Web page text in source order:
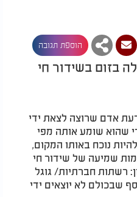
הוספת תגובה
בזום בשידור חי
אדם שרוצה לצאת ידי
שהוא שומע אותה מפי
נוכח באותו המקום,
שמיעה של שידור חי
רשתות חברתיות/ גוגל
שבכולם לא יוצאים ידי